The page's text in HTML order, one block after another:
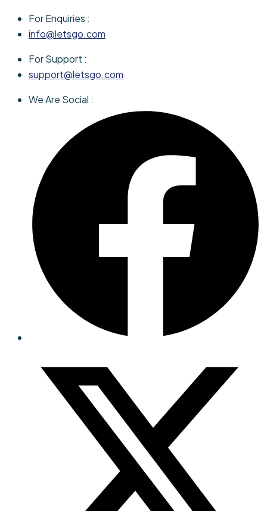
For Enquiries :
info@letsgo.com
For Support :
support@letsgo.com
We Are Social :